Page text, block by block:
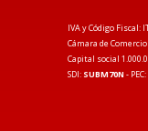
IVA y Código Fiscal:
Cámara de Comercio
Capital social
SDI: SUBM70N - PEC: